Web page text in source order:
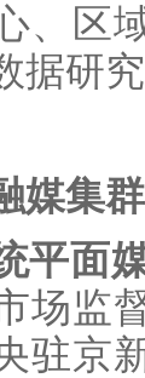
、区
据研究
媒集群
平面
场监
驻京